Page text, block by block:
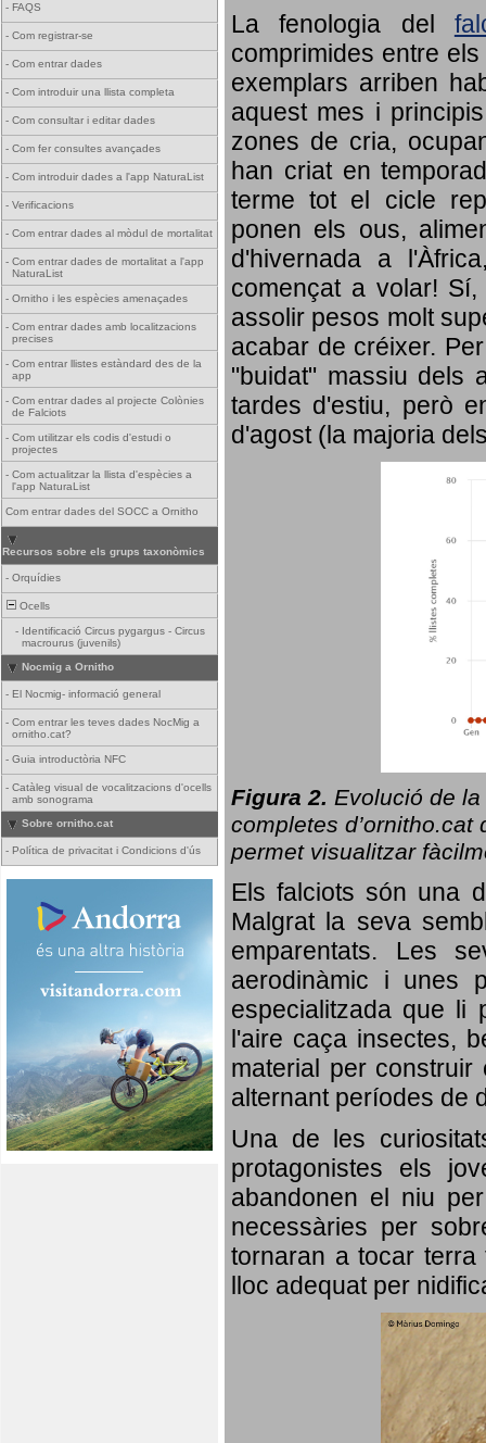
- FAQS
- Com registrar-se
- Com entrar dades
- Com introduir una llista completa
- Com consultar i editar dades
- Com fer consultes avançades
- Com introduir dades a l'app NaturaList
- Verificacions
- Com entrar dades al mòdul de mortalitat
- Com entrar dades de mortalitat a l'app
NaturaList
- Ornitho i les espècies amenaçades
- Com entrar dades amb localitzacions
precises
- Com entrar llistes estàndard des de la
app
- Com entrar dades al projecte Colònies
de Falciots
- Com utilitzar els codis d'estudi o
projectes
- Com actualitzar la llista d'espècies a
l'app NaturaList
Com entrar dades del SOCC a Ornitho
Recursos sobre els grups taxonòmics
- Orquídies
Ocells
- Identificació Circus pygargus - Circus
macrourus (juvenils)
Nocmig a Ornitho
- El Nocmig- informació general
- Com entrar les teves dades NocMig a
ornitho.cat?
- Guia introductòria NFC
- Catàleg visual de vocalitzacions d'ocells
amb sonograma
Sobre ornitho.cat
- Política de privacitat i Condicions d'ús
La fenologia del
comprimides entre
exemplars arriben
aquest mes i
zones de cria,
han criat en
terme tot el cicle
ponen els ous,
d'hivernada a
començat a volar!
assolir pesos molt
acabar de créixer.
"buidat" massiu dels
tardes d'estiu, però
d'agost (la majoria
Figura 2. Evolució de la
completes d’ornitho.cat
permet visualitzar
Els falciots són una
Malgrat la seva
emparentats. Les
aerodinàmic i unes
especialitzada que li
l'aire caça insectes,
material per
alternant períodes de
Una de les
protagonistes els
abandonen el niu
necessàries per
tornaran a tocar
lloc adequat per